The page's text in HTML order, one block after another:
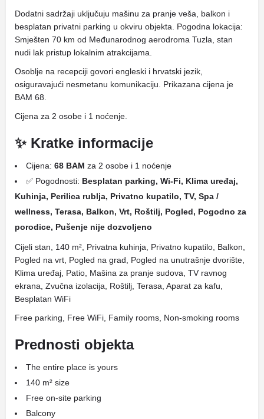
Dodatni sadržaji uključuju mašinu za pranje veša, balkon i
besplatan privatni parking u okviru objekta. Pogodna lokacija:
Smješten 70 km od Međunarodnog aerodroma Tuzla, stan
nudi lak pristup lokalnim atrakcijama.
Osoblje na recepciji govori engleski i hrvatski jezik,
osiguravajući nesmetanu komunikaciju. Prikazana cijena je
BAM 68.
Cijena za 2 osobe i 1 noćenje.
✨ Kratke informacije
Cijena: 68 BAM za 2 osobe i 1 noćenje
✅ Pogodnosti: Besplatan parking, Wi-Fi, Klima uređaj,
Kuhinja, Perilica rublja, Privatno kupatilo, TV, Spa /
wellness, Terasa, Balkon, Vrt, Roštilj, Pogled, Pogodno za
porodice, Pušenje nije dozvoljeno
Cijeli stan, 140 m², Privatna kuhinja, Privatno kupatilo, Balkon,
Pogled na vrt, Pogled na grad, Pogled na unutrašnje dvorište,
Klima uređaj, Patio, Mašina za pranje sudova, TV ravnog
ekrana, Zvučna izolacija, Roštilj, Terasa, Aparat za kafu,
Besplatan WiFi
Free parking, Free WiFi, Family rooms, Non-smoking rooms
Prednosti objekta
The entire place is yours
140 m² size
Free on-site parking
Balcony